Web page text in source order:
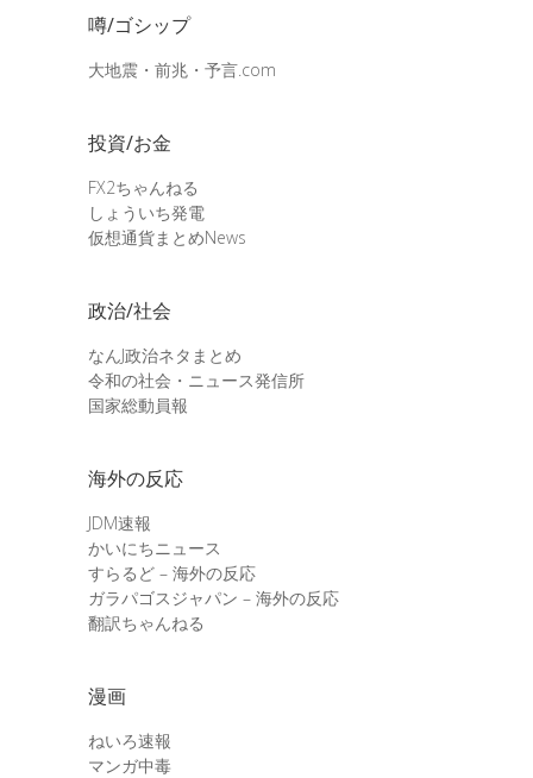
噂/ゴシップ
大地震・前兆・予言.com
投資/お金
FX2ちゃんねる
しょういち発電
仮想通貨まとめNews
政治/社会
なんJ政治ネタまとめ
令和の社会・ニュース発信所
国家総動員報
海外の反応
JDM速報
かいにちニュース
すらるど – 海外の反応
ガラパゴスジャパン – 海外の反応
翻訳ちゃんねる
漫画
ねいろ速報
マンガ中毒